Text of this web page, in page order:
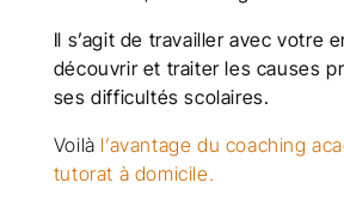
Il s’agit de travailler avec votre
découvrir et traiter les causes
ses difficultés scolaires.
Voilà l’avantage du coaching
tutorat à domicile.